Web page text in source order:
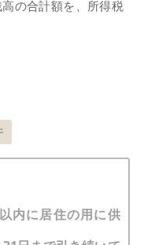
の合計額を、所得税
内に居住の用に供